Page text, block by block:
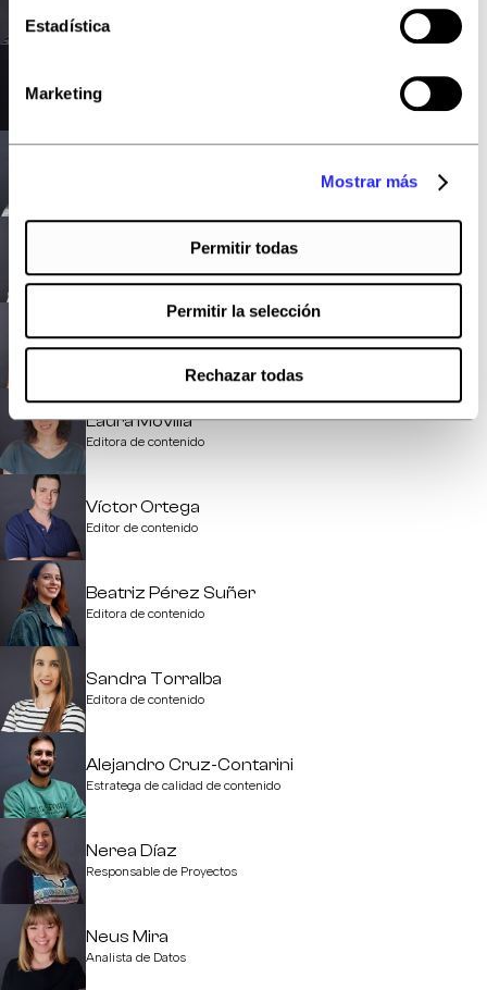
Estadística
Marketing
Mostrar más
Permitir todas
Permitir la selección
Rechazar todas
Desarrollador FullStack
Elena González
Editora de contenido
Marta López
Laura Movilla
Editora de contenido
Víctor Ortega
Editor de contenido
Beatriz Pérez Suñer
Editora de contenido
Sandra Torralba
Editora de contenido
Alejandro Cruz-Contarini
Estratega de calidad de contenido
Nerea Díaz
Responsable de Proyectos
Neus Mira
Analista de Datos